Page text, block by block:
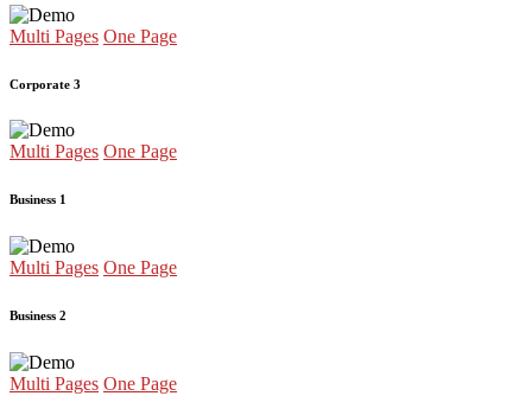
Multi Pages One Page
Corporate 3
Multi Pages One Page
Business 1
Multi Pages One Page
Business 2
Multi Pages One Page